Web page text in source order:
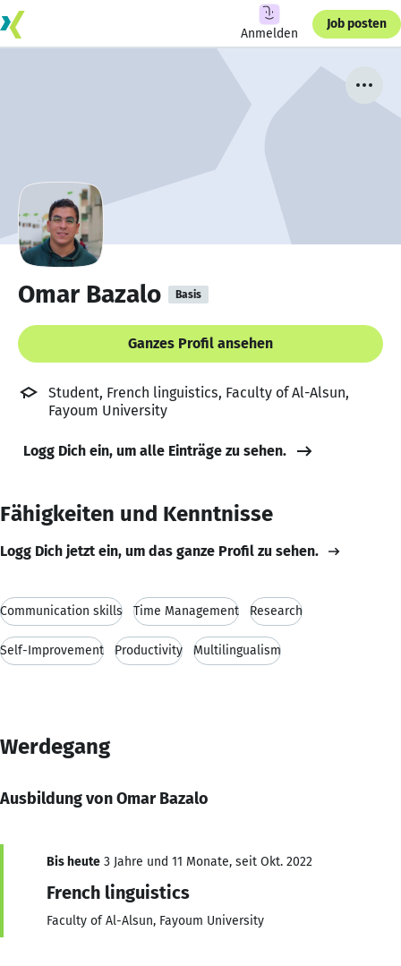
Anmelden
Job posten
Omar Bazalo Basis
Ganzes Profil ansehen
Student, French linguistics, Faculty of Al-Alsun,
Fayoum University
Logg Dich ein, um alle Einträge zu sehen.
Fähigkeiten und Kenntnisse
Logg Dich jetzt ein, um das ganze Profil zu sehen.
Communication skills Time Management Research
Self-Improvement Productivity Multilingualism
Werdegang
Ausbildung von Omar Bazalo
Bis heute 3 Jahre und 11 Monate, seit Okt. 2022
French linguistics
Faculty of Al-Alsun, Fayoum University